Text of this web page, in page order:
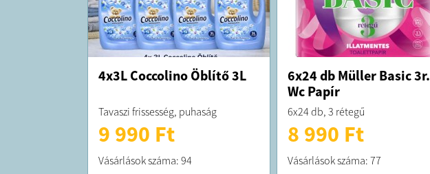
4x3L Coccolino Öblítő 3L
Tavaszi frissesség, puhaság
9 990 Ft
Vásárlások száma: 94
6x24 db Müller Basic 3r.
Wc Papír
6x24 db, 3 rétegű
8 990 Ft
Vásárlások száma: 77